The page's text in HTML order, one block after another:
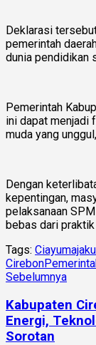
Deklarasi
pemerintah
dunia pendidikan
Pemerintah
ini dapat menjadi
muda yang
Dengan
kepentingan,
pelaksanaan
bebas dari
Tags:
Cirebon
Sebelumnya
Kabupaten
Energi,
Sorotan